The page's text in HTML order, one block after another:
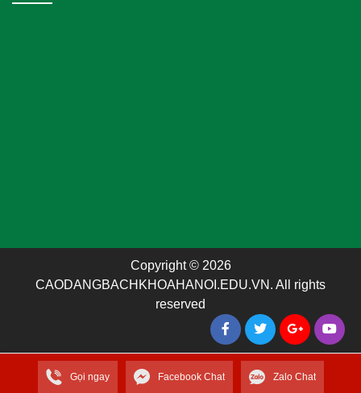
Copyright © 2026
CAODANGBACHKHOAHANOI.EDU.VN. All rights
reserved
Gọi ngay Facebook Chat Zalo Chat